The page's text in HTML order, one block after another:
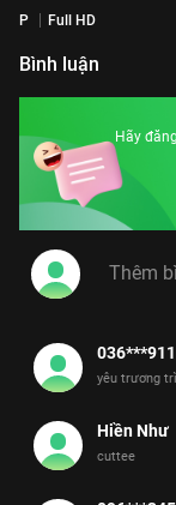
P Full HD
Bình luận
Hãy
036***911
yêu trương
Hiền Như
cuttee